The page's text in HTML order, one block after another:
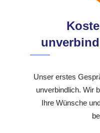
Unser erstes
unverbindlich. Wir
Ihre Wünsche